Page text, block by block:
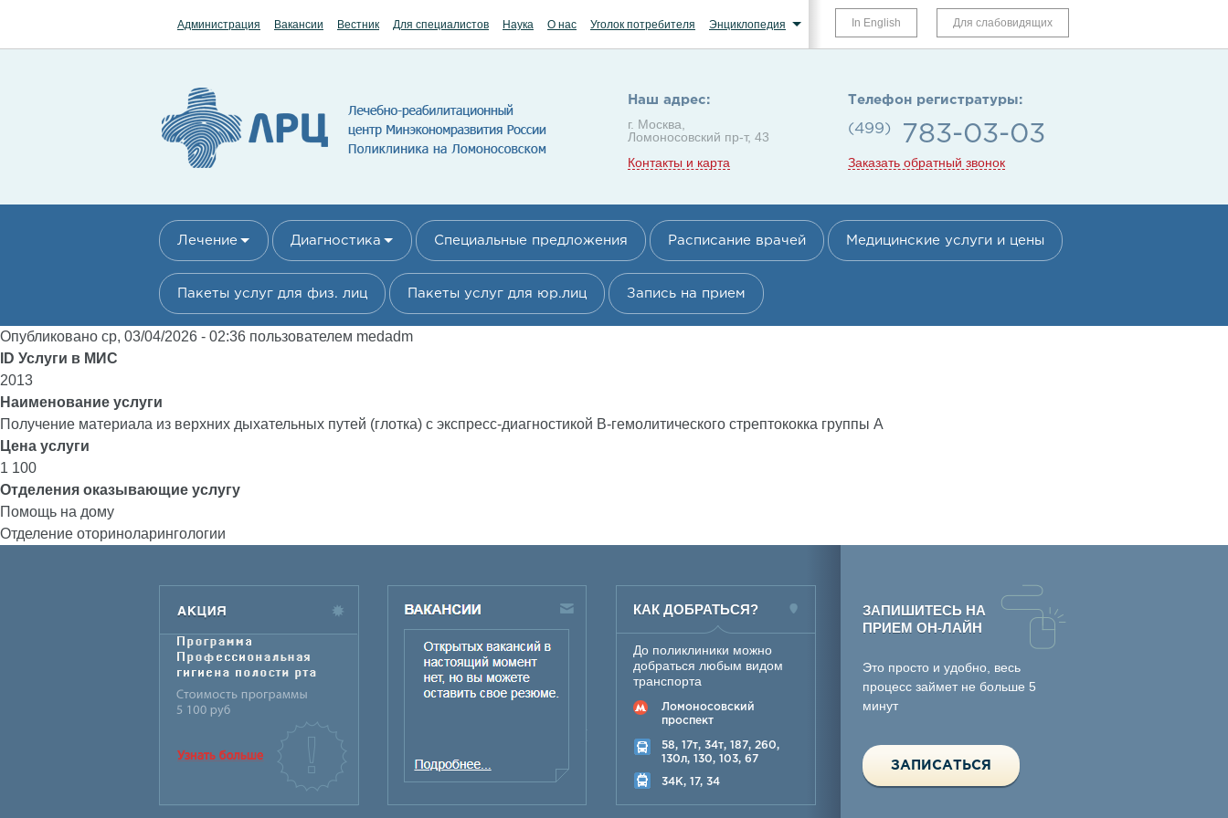
Администрация Вакансии Вестник Для специалистов Наука О нас Уголок потребителя Энциклопедия In English Для слабовидящих
Наш адрес:
г. Москва,
Ломоносовский пр-т, 43
Контакты и карта
Телефон регистратуры:
(499) 783-03-03
Заказать обратный звонок
Лечение Диагностика Специальные предложения Расписание врачей Медицинские услуги и цены
Пакеты услуг для физ. лиц Пакеты услуг для юр.лиц Запись на прием
Опубликовано ср, 03/04/2026 - 02:36 пользователем medadm
ID Услуги в МИС
2013
Наименование услуги
Получение материала из верхних дыхательных путей (глотка) с экспресс-диагностикой В-гемолитического стрептококка группы А
Цена услуги
1 100
Отделения оказывающие услугу
Помощь на дому
Отделение оториноларингологии
КАК ДОБРАТЬСЯ?
До поликлиники можно
добраться любым видом
транспорта
Ломоносовский
проспект
58, 17т, 34т, 187, 260,
130л, 130, 103, 67
34K, 17, 34
ЗАПИШИТЕСЬ НА
ПРИЕМ ОН-ЛАЙН
Это просто и удобно, весь
процесс займет не больше 5
минут
ЗАПИСАТЬСЯ